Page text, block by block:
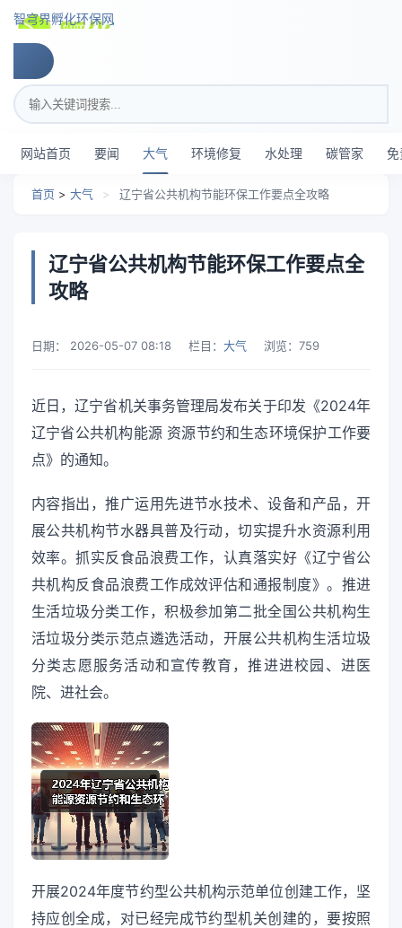
智穹界孵化环保网
搜索关键词
网站首页 要闻 大气 环境修复 水处理 碳管家 免
首页 > 大气 > 辽宁省公共机构节能环保工作要点全攻略
辽宁省公共机构节能环保工作要点全
攻略
日期： 2026-05-07 08:18 栏目： 大气 浏览： 759
近日，辽宁省机关事务管理局发布关于印发《2024年
辽宁省公共机构能源 资源节约和生态环境保护工作要
点》的通知。
内容指出，推广运用先进节水技术、设备和产品，开
展公共机构节水器具普及行动，切实提升水资源利用
效率。抓实反食品浪费工作，认真落实好《辽宁省公
共机构反食品浪费工作成效评估和通报制度》。推进
生活垃圾分类工作，积极参加第二批全国公共机构生
活垃圾分类示范点遴选活动，开展公共机构生活垃圾
分类志愿服务活动和宣传教育，推进进校园、进医
院、进社会。
开展2024年度节约型公共机构示范单位创建工作，坚
持应创全成，对已经完成节约型机关创建的，要按照